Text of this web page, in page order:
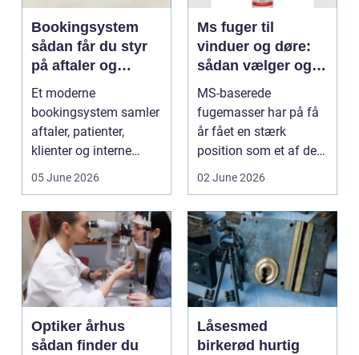
Bookingsystem
sådan får du styr
på aftaler og
arbejdsgange
Et moderne
bookingsystem samler
aftaler, patienter,
klienter og interne
arbejdsgange ét sted. I
05 June 2026
Ms fuger til
vinduer og døre:
sådan vælger og
bruger du dem
rigtigt
MS-baserede
fugemasser har på få
år fået en stærk
position som et af de
mest alsidige valg til
02 June 2026
Optiker århus
sådan finder du
Låsesmed
birkerød hurtig